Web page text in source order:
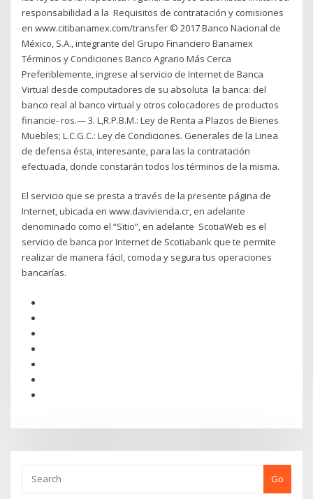
responsabilidad a la Requisitos de contratación y comisiones
en www.citibanamex.com/transfer © 2017 Banco Nacional de
México, S.A., integrante del Grupo Financiero Banamex
Términos y Condiciones Banco Agrario Más Cerca
Preferiblemente, ingrese al servicio de Internet de Banca
Virtual desde computadores de su absoluta la banca: del
banco real al banco virtual y otros colocadores de productos
financie- ros.— 3. L,R.P.B.M.: Ley de Renta a Plazos de Bienes
Muebles; L.C.G.C.: Ley de Condiciones. Generales de la Linea
de defensa ésta, interesante, para las la contratación
efectuada, donde constarán todos los términos de la misma.
El servicio que se presta a través de la presente página de
Internet, ubicada en www.davivienda.cr, en adelante
denominado como el “Sitio”, en adelante ScotiaWeb es el
servicio de banca por Internet de Scotiabank que te permite
realizar de manera fácil, comoda y segura tus operaciones
bancarías.
Go